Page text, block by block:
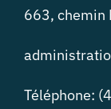
663, chemin
Téléphone: